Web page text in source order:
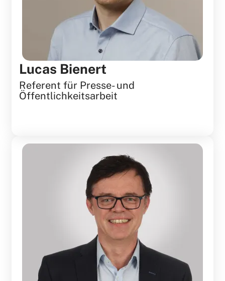
Lucas Bienert
Referent für Presse- und
Öffentlichkeitsarbeit